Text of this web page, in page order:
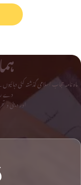
ماہ نامہ حجاب اسلامی گذشتہ کئی
دے
اور دینی و